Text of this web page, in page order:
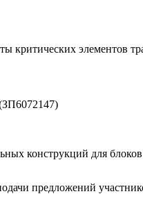
критических
конструкций для
предложений